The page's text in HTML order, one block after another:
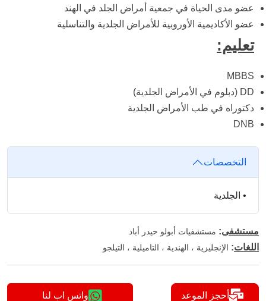
عضو مدى الحياة في جمعية أمراض الجلد في الهند
عضو الأكاديمية الأوروبية للأمراض الجلدية والتناسلية
تعليم:
MBBS
DD (دبلوم في الأمراض الجلدية)
دكتوراه في طب الأمراض الجلدية
DNB
التخصصات
• الجلدية
مستشفى: مستشفيات أبولو حيدر أباد
اللغات: الإنجليزية ، الهندية ، التاميلية ، التيلجو
أحجز الموعد واتس اب لنا